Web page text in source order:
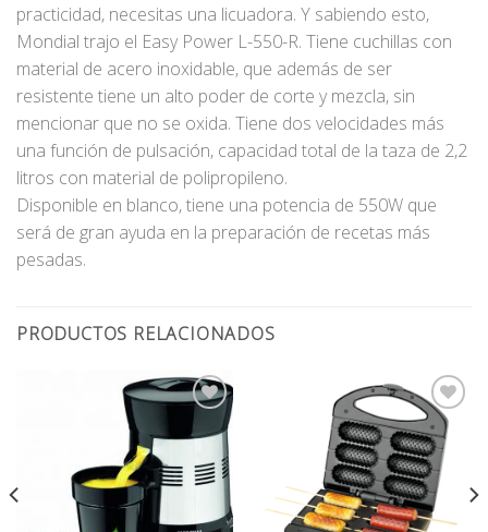
practicidad, necesitas una licuadora. Y sabiendo esto,
Mondial trajo el Easy Power L-550-R. Tiene cuchillas con
material de acero inoxidable, que además de ser
resistente tiene un alto poder de corte y mezcla, sin
mencionar que no se oxida. Tiene dos velocidades más
una función de pulsación, capacidad total de la taza de 2,2
litros con material de polipropileno.
Disponible en blanco, tiene una potencia de 550W que
será de gran ayuda en la preparación de recetas más
pesadas.
PRODUCTOS RELACIONADOS
Añadir
lista
de
Añadir
a la
lista
de
deseos